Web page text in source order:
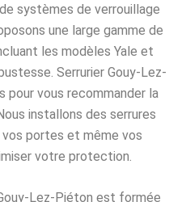
systèmes de verrouillage
une large gamme de
les modèles Yale et
Serrurier Gouy-Lez-
pour vous recommander la
installons des serrures
portes et même vos
votre protection.
Lez-Piéton est formée